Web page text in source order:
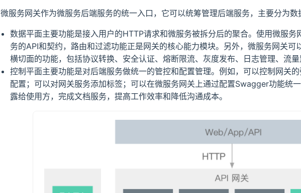
微服务网关作为微服务后端服务的统一入口，它可以统筹管理后端服务，主要分为数
数据平面主要功能是接入用户的HTTP请求和微服务被拆分后的聚合。使用微服务
务的API和契约，路由和过滤功能正是网关的核心能力模块。另外，微服务网关可
横切面的功能，包括协议转换、安全认证、熔断限流、灰度发布、日志管理、流量
控制平面主要功能是对后端服务做统一的管控和配置管理。例如，可以控制网关
配置；可以对网关服务添加标签；可以在微服务网关上通过配置Swagger功能统
露给使用方，完成文档服务，提高工作效率和降低沟通成本。